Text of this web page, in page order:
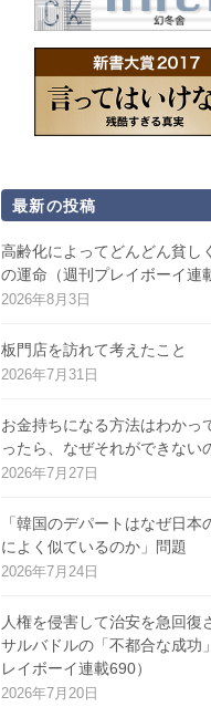
最新の投稿
高齢化によってどんどん貧し
の運命（週刊プレイボーイ連
2026年8月3日
板門店を訪れて考えたこと
2026年7月31日
お金持ちになる方法はわか
ったら、なぜそれができない
2026年7月27日
「韓国のデパートはなぜ日本
によく似ているのか」問題
2026年7月24日
人権を侵害して治安を急回復
サルバドルの「不都合な成功
レイボーイ連載690）
2026年7月20日